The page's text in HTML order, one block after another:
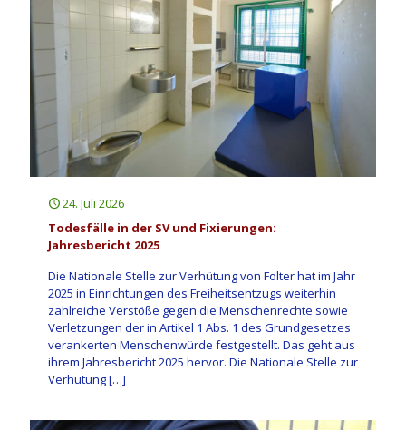
24. Juli 2026
Todesfälle in der SV und Fixierungen:
Jahresbericht 2025
Die Nationale Stelle zur Verhütung von Folter hat im Jahr
2025 in Einrichtungen des Freiheitsentzugs weiterhin
zahlreiche Verstöße gegen die Menschenrechte sowie
Verletzungen der in Artikel 1 Abs. 1 des Grundgesetzes
verankerten Menschenwürde festgestellt. Das geht aus
ihrem Jahresbericht 2025 hervor. Die Nationale Stelle zur
Verhütung[…]